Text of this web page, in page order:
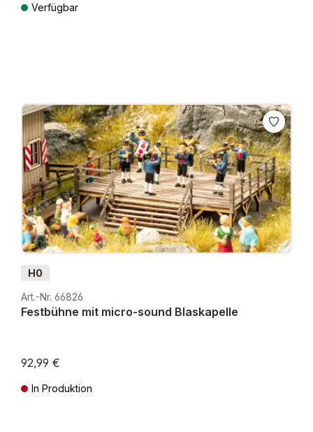
Verfügbar
H0
Art.-Nr. 66826
Festbühne mit micro-sound Blaskapelle
92,99 €
In Produktion